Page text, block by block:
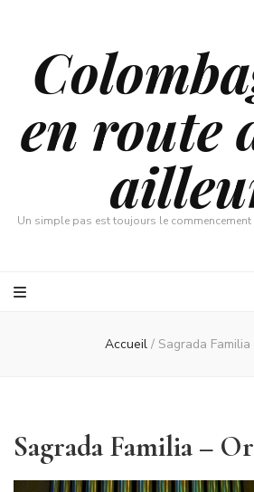
en route
Un simple pas est toujours le
Accueil / Sagrada
Sagrada Familia –